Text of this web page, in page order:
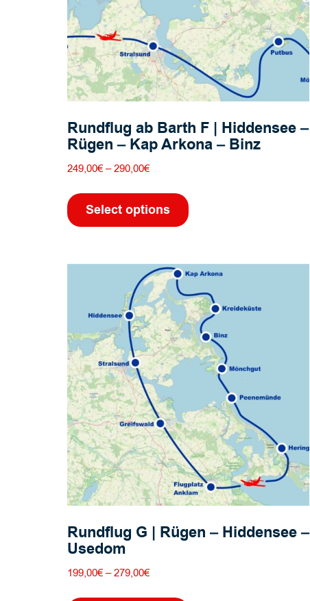
Rundflug ab Barth F | Hiddensee –
Rügen – Kap Arkona – Binz
249,00€–290,00€Preisspanne:
bis
290,00€
Select options
Produkt
weist
auf.
Optionen
können
auf
der
Produktseite
gewählt
werden
Rundflug G | Rügen – Hiddensee –
Usedom
199,00€–279,00€Preisspanne: